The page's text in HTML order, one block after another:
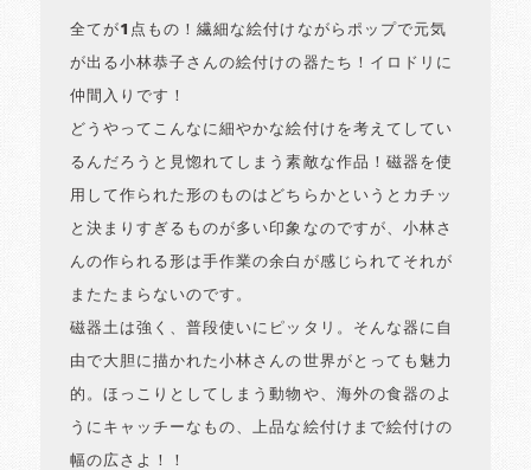
全てが1点もの！繊細な絵付けながらポップで元気
が出る小林恭子さんの絵付けの器たち！イロドリに
仲間入りです！
どうやってこんなに細やかな絵付けを考えてしてい
るんだろうと見惚れてしまう素敵な作品！磁器を使
用して作られた形のものはどちらかというとカチッ
と決まりすぎるものが多い印象なのですが、小林さ
んの作られる形は手作業の余白が感じられてそれが
またたまらないのです。
磁器土は強く、普段使いにピッタリ。そんな器に自
由で大胆に描かれた小林さんの世界がとっても魅力
的。ほっこりとしてしまう動物や、海外の食器のよ
うにキャッチーなもの、上品な絵付けまで絵付けの
幅の広さよ！！